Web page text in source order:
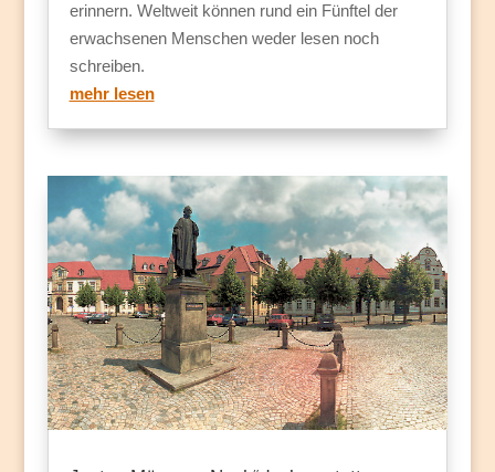
erinnern. Weltweit können rund ein Fünftel der
erwachsenen Menschen weder lesen noch
schreiben.
mehr lesen